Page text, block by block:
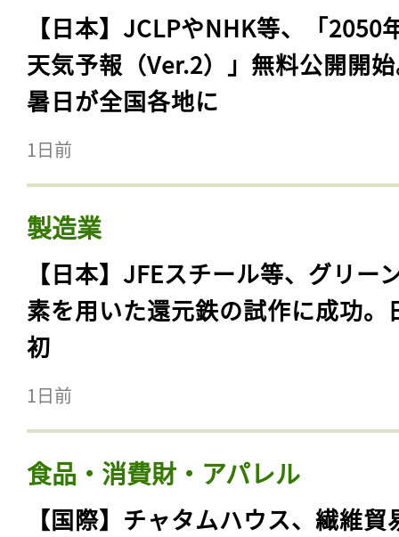
【日本】JCLPやNHK等、「2050
天気予報（Ver.2）」無料公開開
暑日が全国各地に
1日前
製造業
【日本】JFEスチール等、グリー
素を用いた還元鉄の試作に成功。
初
1日前
食品・消費財・アパレル
【国際】チャタムハウス、繊維貿